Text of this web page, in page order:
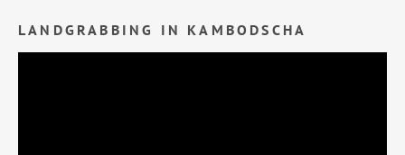
LANDGRABBING IN KAMBODSCHA